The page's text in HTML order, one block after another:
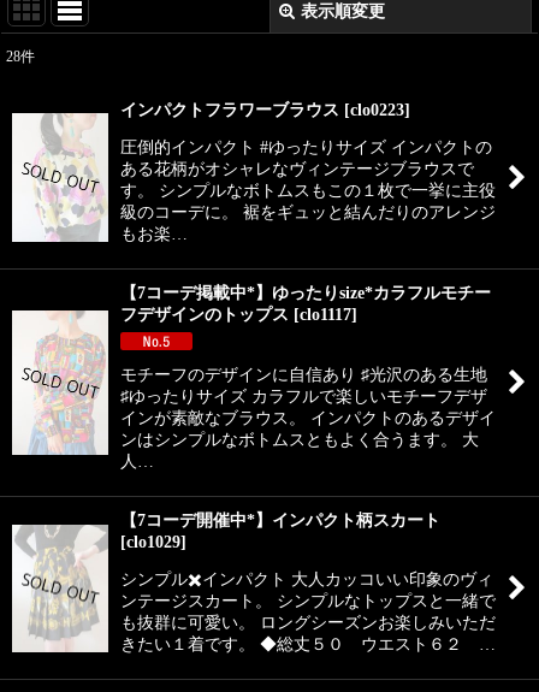
表示順変更
並び順 :
絞り込む
28件
インパクトフラワーブラウス [clo0223]
圧倒的インパクト #ゆったりサイズ インパクトの
ある花柄がオシャレなヴィンテージブラウスで
す。 シンプルなボトムスもこの１枚で一挙に主役
級のコーデに。 裾をギュッと結んだりのアレンジ
もお楽…
【7コーデ掲載中*】ゆったりsize*カラフルモチー
フデザインのトップス [clo1117]
モチーフのデザインに自信あり ♯光沢のある生地
♯ゆったりサイズ カラフルで楽しいモチーフデザ
インが素敵なブラウス。 インパクトのあるデザイ
ンはシンプルなボトムスともよく合うます。 大
人…
【7コーデ開催中*】インパクト柄スカート
[clo1029]
シンプル✖️インパクト 大人カッコいい印象のヴィ
ンテージスカート。 シンプルなトップスと一緒で
も抜群に可愛い。 ロングシーズンお楽しみいただ
きたい１着です。 ◆総丈５０ ウエスト６２ …